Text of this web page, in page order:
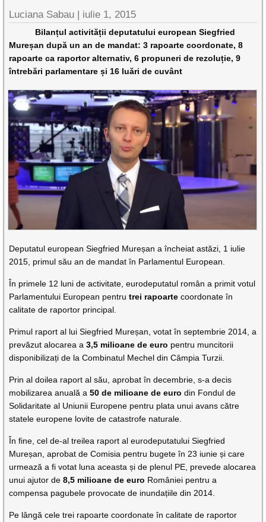
Luciana Sabau | iulie 1, 2015
Bilanțul activității deputatului european Siegfried
Mureșan după un an de mandat: 3 rapoarte coordonate, 8
rapoarte ca raportor alternativ, 6 propuneri de rezoluție, 9
întrebări parlamentare și 16 luări de cuvânt
Deputatul european Siegfried Mureșan a încheiat astăzi, 1 iulie
2015, primul său an de mandat în Parlamentul European.
În primele 12 luni de activitate, eurodeputatul român a primit votul
Parlamentului European pentrutrei rapoarte coordonate în
calitate de raportor principal.
Primul raport al lui Siegfried Mureșan, votat în septembrie 2014, a
prevăzut alocarea a3,5 milioane de euro pentru muncitorii
disponibilizați de la Combinatul Mechel din Câmpia Turzii.
Prin al doilea raport al său, aprobat în decembrie, s-a decis
mobilizarea anuală a50 de milioane de euro din Fondul de
Solidaritate al Uniunii Europene pentru plata unui avans către
statele europene lovite de catastrofe naturale.
În fine, cel de-al treilea raport al eurodeputatului Siegfried
Mureșan, aprobat de Comisia pentru bugete în 23 iunie și care
urmează a fi votat luna aceasta și de plenul PE, prevede alocarea
unui ajutor de8,5 milioane de euro României pentru a
compensa pagubele provocate de inundațiile din 2014.
Pe lângă cele trei rapoarte coordonate în calitate de raportor